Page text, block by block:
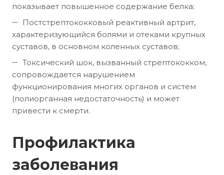
показывает повышенное содержание белка;
Постстрептококковый реактивный артрит,
характеризующийся болями и отеками крупных
суставов, в основном коленных суставов;
Токсический шок, вызванный стрептококком,
сопровождается нарушением
функционирования многих органов и систем
(полиорганная недостаточность) и может
привести к смерти.
Профилактика
заболевания